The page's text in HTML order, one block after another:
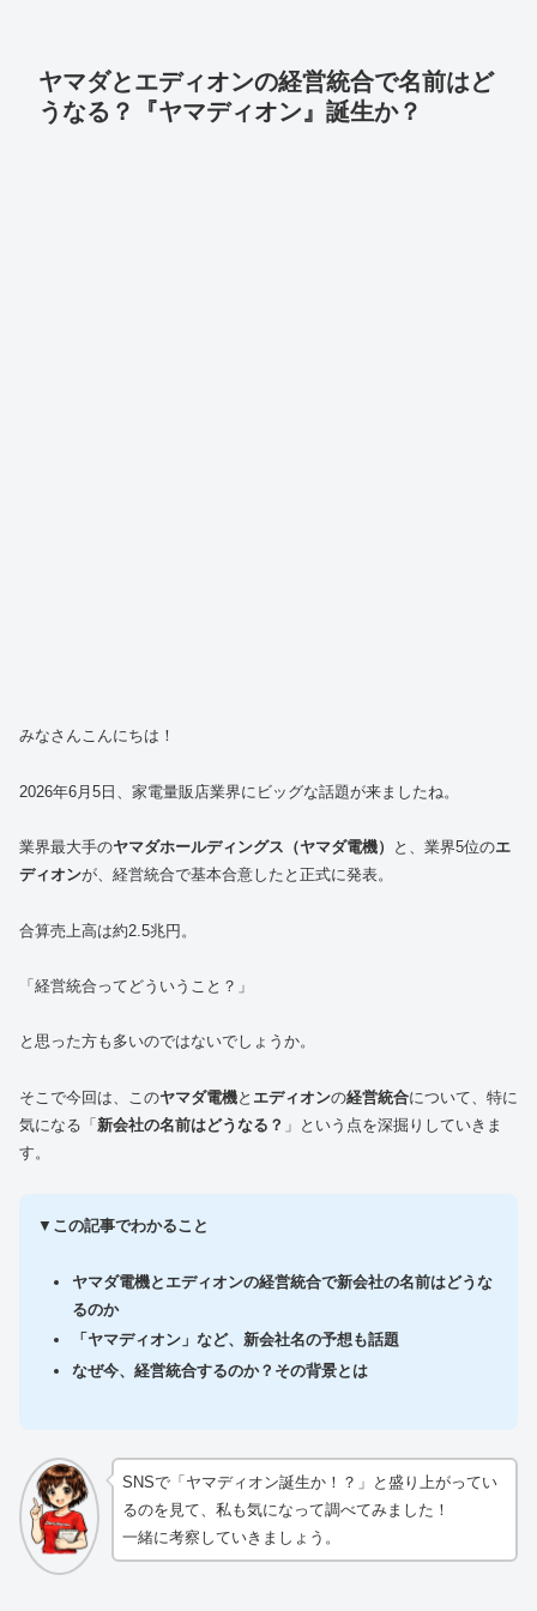
ヤマダとエディオンの経営統合で名前はど
うなる？『ヤマディオン』誕生か？
みなさんこんにちは！
2026年6月5日、家電量販店業界にビッグな話題が来ましたね。
業界最大手のヤマダホールディングス（ヤマダ電機） と、業界5位のエ
ディオンが、経営統合で基本合意したと正式に発表。
合算売上高は約2.5兆円。
「経営統合ってどういうこと？」
と思った方も多いのではないでしょうか。
そこで今回は、このヤマダ電機と エディオンの経営統合について、特に
気になる「新会社の名前はどうなる？ 」という点を深掘りしていきま
す。
▼ この記事でわかること
ヤマダ電機とエディオンの経営統合で新会社の名前はどうな
るのか
「ヤマディオン」など、新会社名の予想も話題
なぜ今、経営統合するのか？その背景とは
SNSで「ヤマディオン誕生か！？」と盛り上がってい
るのを見て、私も気になって調べてみました！
一緒に考察していきましょう。